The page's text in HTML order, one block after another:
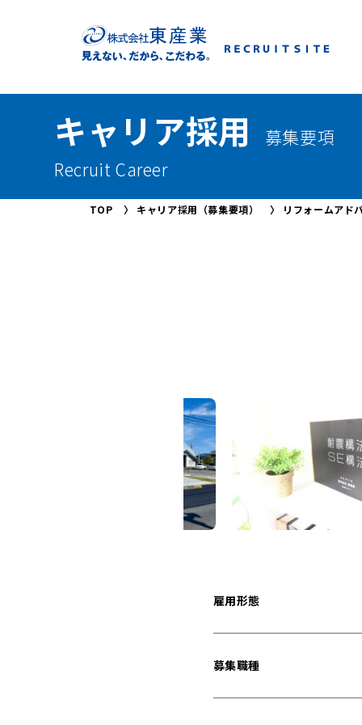
キャリア採用
募集要項
Recruit Career
TOP 〉 キャリア採用（募集要項） 〉 リフォームアド
雇用形態
募集職種